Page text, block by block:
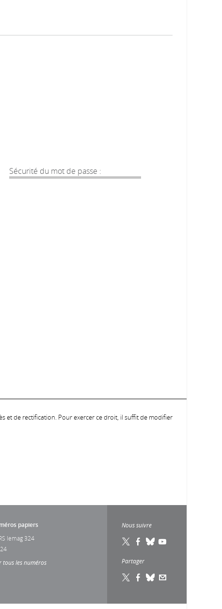
Sécurité du mot de passe :
et de rectification. Pour exercer ce droit, il suffit de modifier
papiers
lemag 324
tous les numéros
Nous suivre
Partager